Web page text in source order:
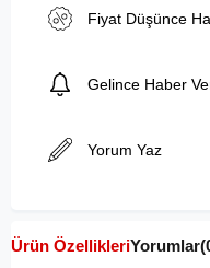
Fiyat Düşünce
Gelince Haber
Yorum Yaz
Ürün ÖzellikleriYorumlar